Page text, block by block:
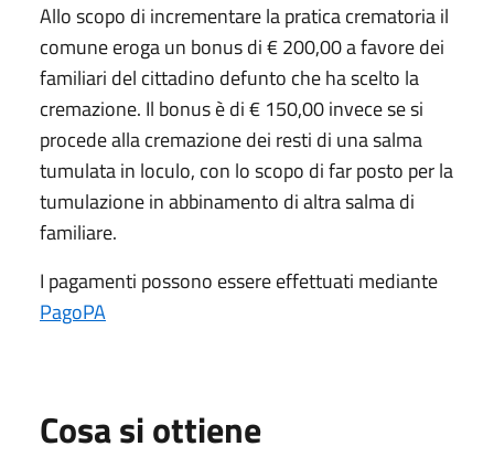
Allo scopo di incrementare la pratica crematoria il
comune eroga un bonus di € 200,00 a favore dei
familiari del cittadino defunto che ha scelto la
cremazione. Il bonus è di € 150,00 invece se si
procede alla cremazione dei resti di una salma
tumulata in loculo, con lo scopo di far posto per la
tumulazione in abbinamento di altra salma di
familiare.
I pagamenti possono essere effettuati mediante
PagoPA
Cosa si ottiene